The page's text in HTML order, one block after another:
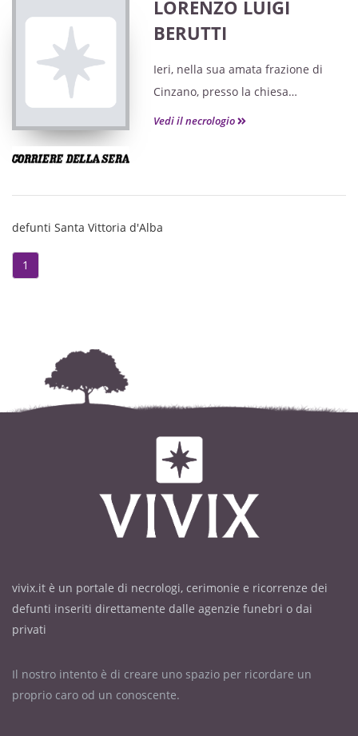
LORENZO LUIGI
BERUTTI
Ieri, nella sua amata frazione di
Cinzano, presso la chiesa
parrocchiale di Santa Paola a Santa
Vedi il necrologio
defunti Santa Vittoria d'Alba
1
vivix.it è un portale di necrologi, cerimonie e ricorrenze dei
defunti inseriti direttamente dalle agenzie funebri o dai
privati
Il nostro intento è di creare uno spazio per ricordare un
proprio caro od un conoscente.